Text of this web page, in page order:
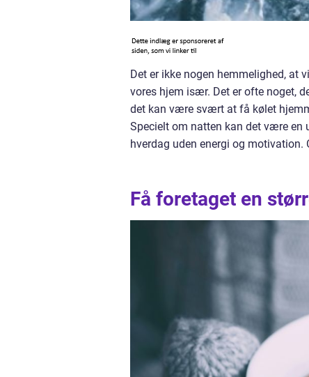
Det er ikke nogen hemmelighed, at
vores hjem især. Det er ofte noget,
det kan være svært at få kølet
Specielt om natten kan det være en
hverdag uden energi og motivation.
Få foretaget en